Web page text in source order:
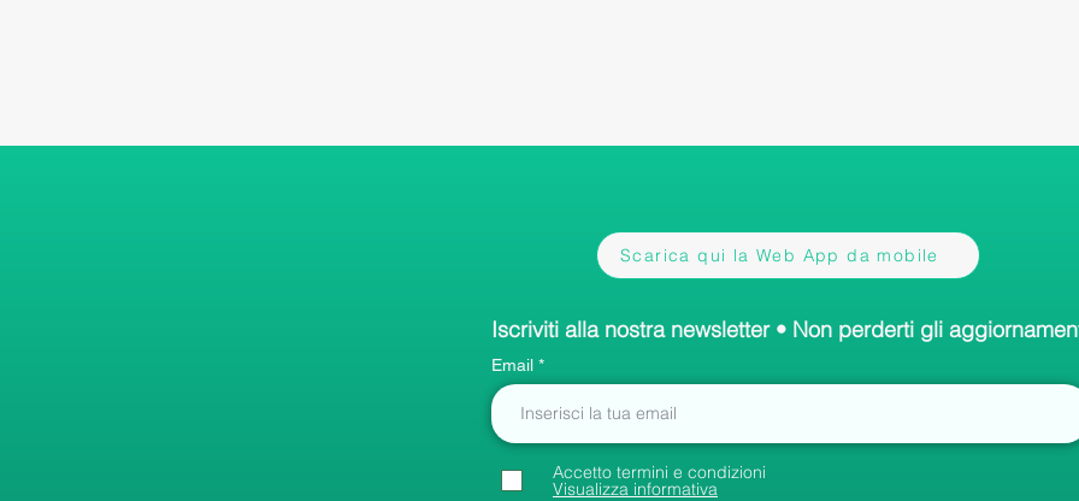
Scarica qui la Web App da mobile
Iscriviti alla nostra newsletter • Non perderti gli
Email
Accetto termini e condizioni
Visualizza informativa